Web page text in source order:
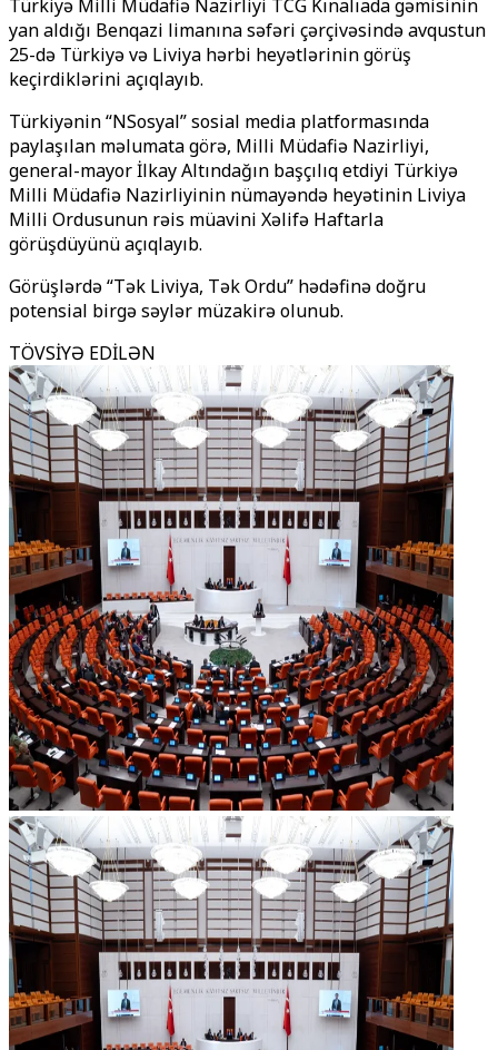
Türkiyə Milli Müdafiə Nazirliyi TCG Kınalıada gəmisinin
yan aldığı Benqazi limanına səfəri çərçivəsində avqustun
25-də Türkiyə və Liviya hərbi heyətlərinin görüş
keçirdiklərini açıqlayıb.
Türkiyənin “NSosyal” sosial media platformasında
paylaşılan məlumata görə, Milli Müdafiə Nazirliyi,
general-mayor İlkay Altındağın başçılıq etdiyi Türkiyə
Milli Müdafiə Nazirliyinin nümayəndə heyətinin Liviya
Milli Ordusunun rəis müavini Xəlifə Haftarla
görüşdüyünü açıqlayıb.
Görüşlərdə “Tək Liviya, Tək Ordu” hədəfinə doğru
potensial birgə səylər müzakirə olunub.
TÖVSİYƏ EDİLƏN